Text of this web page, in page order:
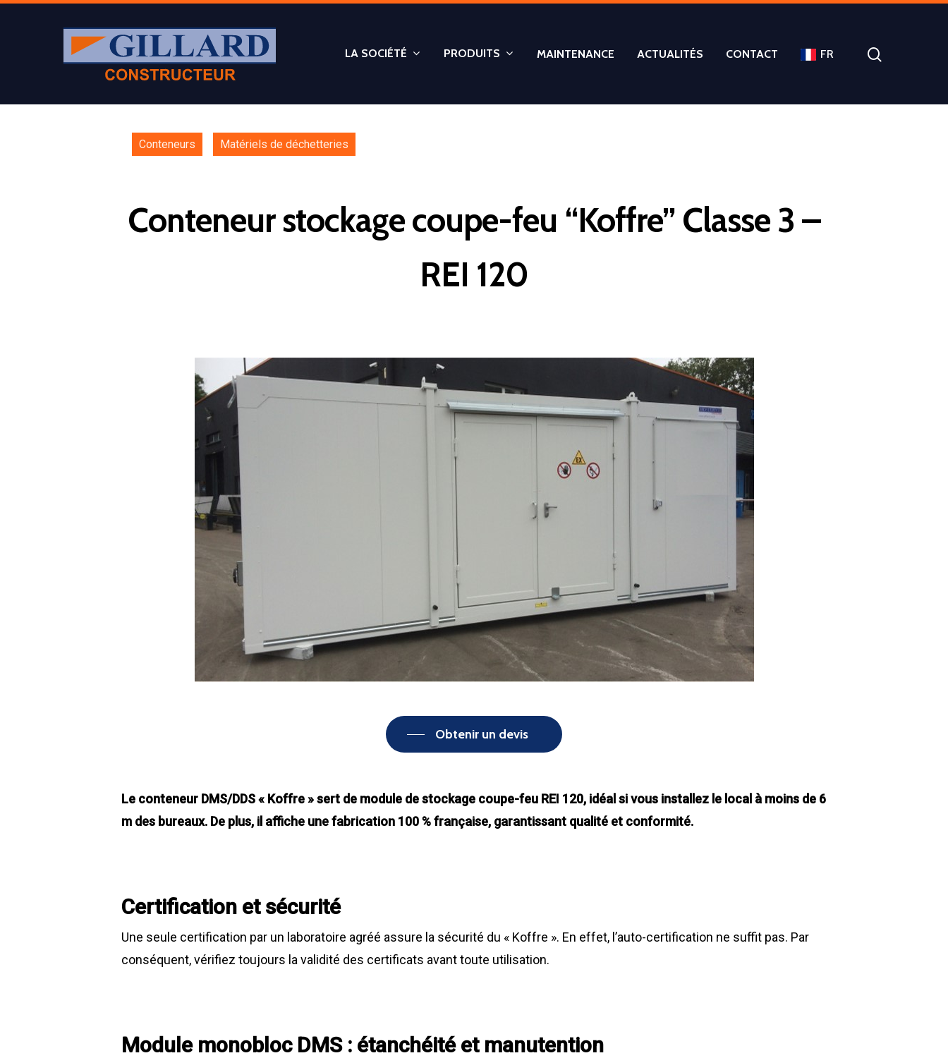
Appuyer sur Entrer ou ESC pour fermer
LA SOCIÉTÉ PRODUITS MAINTENANCE ACTUALITÉS CONTACT FR
Conteneurs Matériels de déchetteries
Conteneur stockage coupe-feu “Koffre” Classe 3 –
REI 120
Obtenir un devis
Le conteneur DMS/DDS « Koffre » sert de module de stockage coupe-feu REI 120, idéal si vous installez le local à moins de 6
m des bureaux. De plus, il affiche une fabrication 100 % française, garantissant qualité et conformité.
Certification et sécurité
Une seule certification par un laboratoire agréé assure la sécurité du « Koffre ». En effet, l’auto-certification ne suffit pas. Par
conséquent, vérifiez toujours la validité des certificats avant toute utilisation.
Module monobloc DMS : étanchéité et manutention